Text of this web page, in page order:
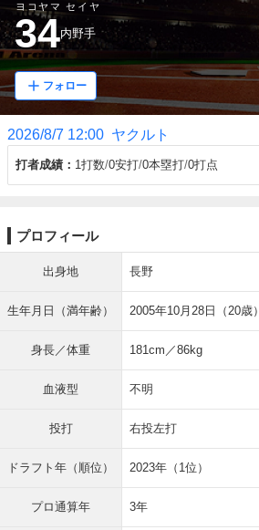
ヨコヤマ セイヤ
34内野手
フォロー
2026/8/7 12:00 ヤクルト
打者成績 1打数 0安打 0本塁打 0打点
プロフィール
出身地 長野
生年月日（満年齢） 2005年10月28日（20歳）
身長／体重 181cm／86kg
血液型 不明
投打 右投左打
ドラフト年（順位） 2023年（1位）
プロ通算年 3年